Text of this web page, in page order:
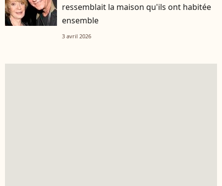
ressemblait la maison qu'ils ont habitée
ensemble
3 avril 2026